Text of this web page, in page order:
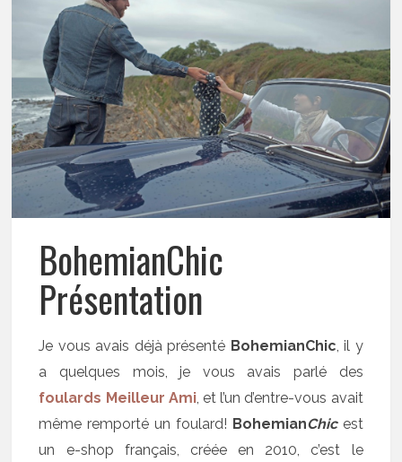
BohemianChic
Présentation
Je vous avais déjà présenté BohemianChic , il y
a quelques mois, je vous avais parlé des
foulards Meilleur Ami, et l’un d’entre-vous avait
même remporté un foulard! BohemianChicest
un e-shop français, créée en 2010, c’est le